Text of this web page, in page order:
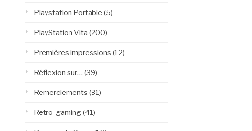
Playstation Portable (5)
PlayStation Vita (200)
Premières impressions (12)
Réflexion sur… (39)
Remerciements (31)
Retro-gaming(41)